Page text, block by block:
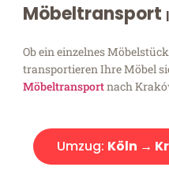
Möbeltransport
Ob ein einzelnes
transportieren Ihre Möbel
Möbeltransportnach
Umzug: Köln →